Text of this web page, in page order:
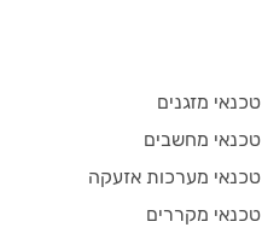
טכנאי מזגנים
טכנאי מחשבים
טכנאי מערכות אזעקה
טכנאי מקררים